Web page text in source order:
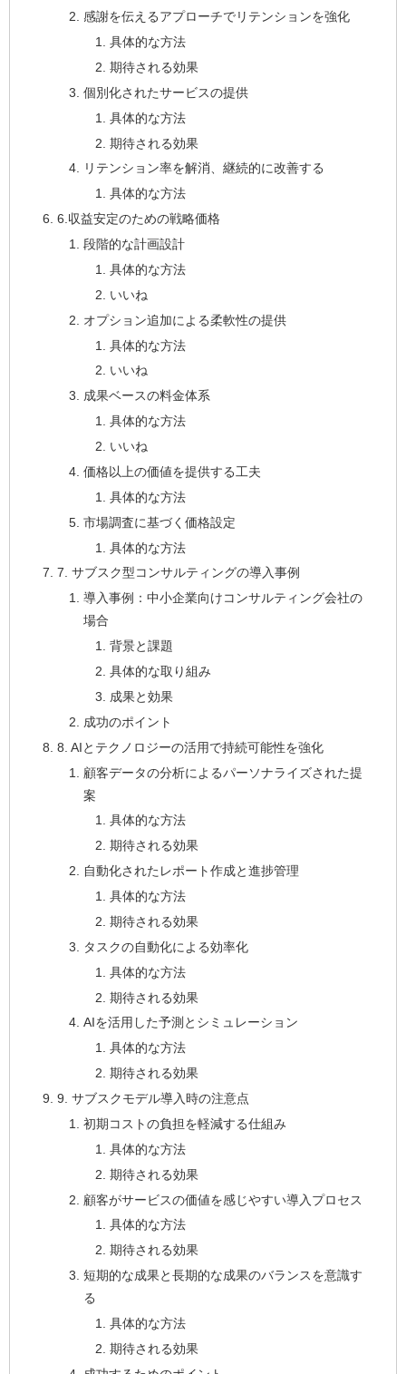
感謝を伝えるアプローチでリテンションを強化
具体的な方法
期待される効果
個別化されたサービスの提供
具体的な方法
期待される効果
リテンション率を解消、継続的に改善する
具体的な方法
6.収益安定のための戦略価格
段階的な計画設計
具体的な方法
いいね
オプション追加による柔軟性の提供
具体的な方法
いいね
成果ベースの料金体系
具体的な方法
いいね
価格以上の価値を提供する工夫
具体的な方法
市場調査に基づく価格設定
具体的な方法
7. サブスク型コンサルティングの導入事例
導入事​​例：中小企業向けコンサルティング会社の
場合
背景と課題
具体的な取り組み
成果と効果
成功のポイント
8. AIとテクノロジーの活用で持続可能性を強化
顧客データの分析によるパーソナライズされた提
案
具体的な方法
期待される効果
自動化されたレポート作成と進捗管理
具体的な方法
期待される効果
タスクの自動化による効率化
具体的な方法
期待される効果
AIを活用した予測とシミュレーション
具体的な方法
期待される効果
9. サブスクモデル導入時の注意点
初期コストの負担を軽減する仕組み
具体的な方法
期待される効果
顧客がサービスの価値を感じやすい導入プロセス
具体的な方法
期待される効果
短期的な成果と長期的な成果のバランスを意識す
る
具体的な方法
期待される効果